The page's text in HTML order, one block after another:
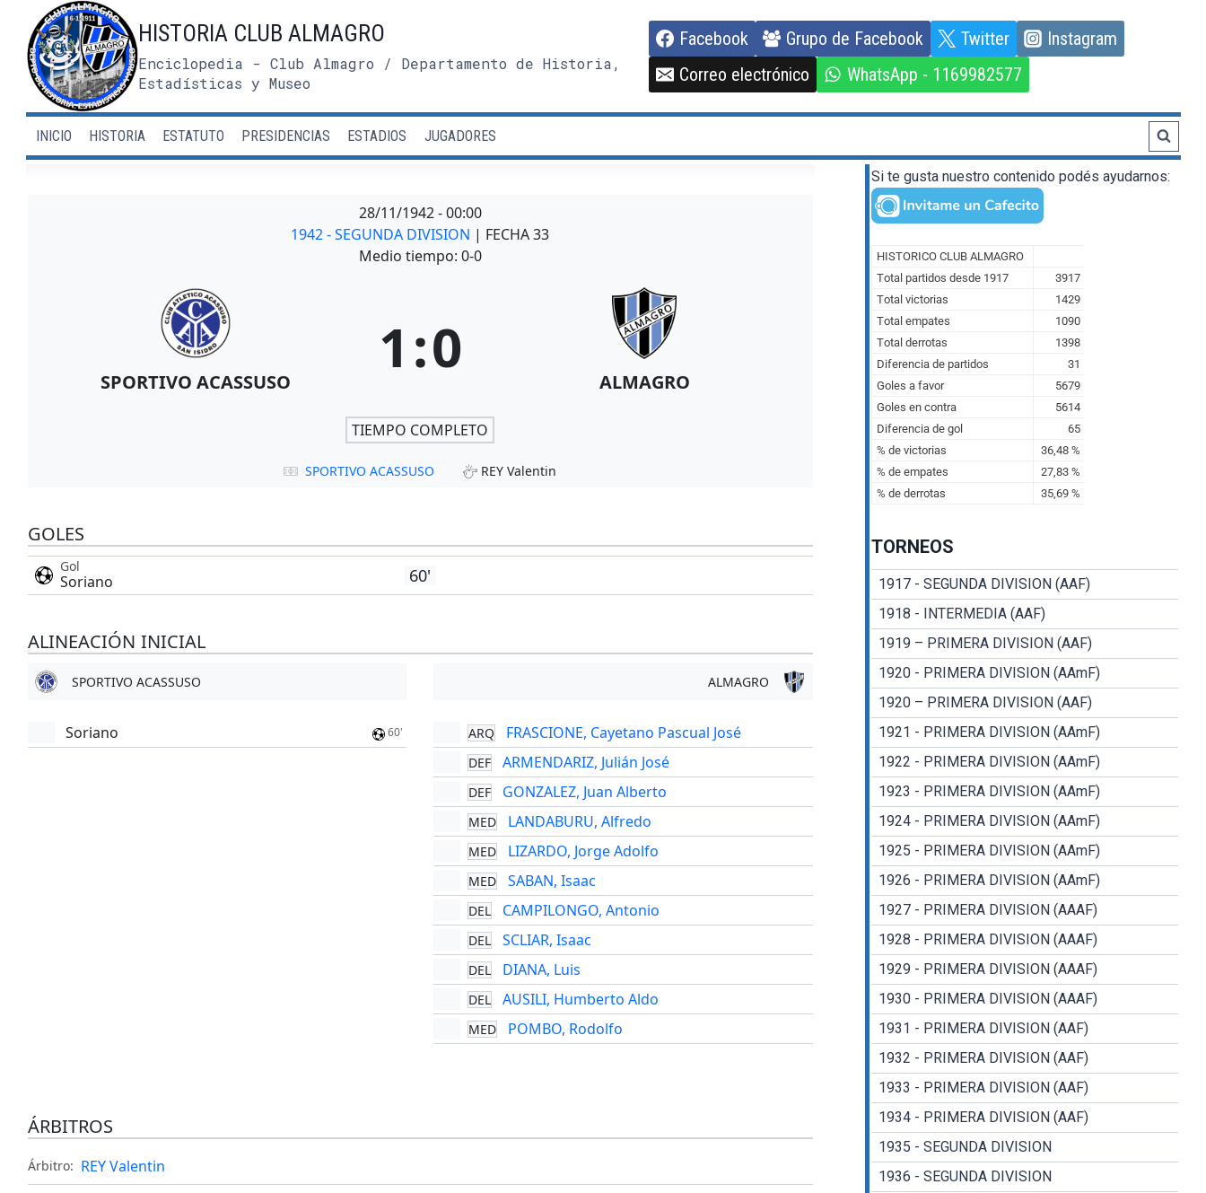
contenido
HISTORIA CLUB ALMAGRO
Enciclopedia - Club Almagro / Departamento de Historia,
Estadísticas y Museo
Facebook Grupo de Facebook Twitter
Instagram
Correo electrónico
WhatsApp - 1169982577
INICIO HISTORIA ESTATUTO PRESIDENCIAS ESTADIOS JUGADORES
28/11/1942-00:00
1942 - SEGUNDA DIVISION | FECHA 33
Medio tiempo: 0-0
SPORTIVO ACASSUSO 1:0 ALMAGRO
TIEMPO COMPLETO
SPORTIVO ACASSUSO REY Valentin
GOLES
Gol
Soriano 60'
ALINEACIÓN INICIAL
SPORTIVO ACASSUSO
Soriano 60'
ALMAGRO
ARQ FRASCIONE, Cayetano Pascual José
DEF ARMENDARIZ, Julián José
DEF GONZALEZ, Juan Alberto
MED LANDABURU, Alfredo
MED LIZARDO, Jorge Adolfo
MED SABAN, Isaac
DEL CAMPILONGO, Antonio
DEL SCLIAR, Isaac
DEL DIANA, Luis
DEL AUSILI, Humberto Aldo
MED POMBO, Rodolfo
ÁRBITROS
Árbitro: REY Valentin
Si te gusta nuestro contenido podés ayudarnos:
TORNEOS
1917 - SEGUNDA DIVISION (AAF)
1918 - INTERMEDIA (AAF)
1919 – PRIMERA DIVISION (AAF)
1920 - PRIMERA DIVISION (AAmF)
1920 – PRIMERA DIVISION (AAF)
1921 - PRIMERA DIVISION (AAmF)
1922 - PRIMERA DIVISION (AAmF)
1923 - PRIMERA DIVISION (AAmF)
1924 - PRIMERA DIVISION (AAmF)
1925 - PRIMERA DIVISION (AAmF)
1926 - PRIMERA DIVISION (AAmF)
1927 - PRIMERA DIVISION (AAAF)
1928 - PRIMERA DIVISION (AAAF)
1929 - PRIMERA DIVISION (AAAF)
1930 - PRIMERA DIVISION (AAAF)
1931 - PRIMERA DIVISION (AAF)
1932 - PRIMERA DIVISION (AAF)
1933 - PRIMERA DIVISION (AAF)
1934 - PRIMERA DIVISION (AAF)
1935 - SEGUNDA DIVISION
1936 - SEGUNDA DIVISION